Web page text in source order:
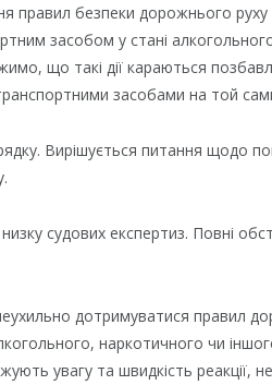
правил безпеки дорожнього руху
засобом у стані
що такі дії караються
засобами на той
Вирішується питання щодо
судових експертиз. Повні
дотримуватися правил
наркотичного чи
увагу та швидкість реакції,